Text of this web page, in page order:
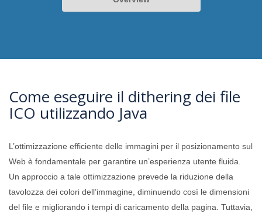
Come eseguire il dithering dei file
ICO utilizzando Java
L’ottimizzazione efficiente delle immagini per il posizionamento sul
Web è fondamentale per garantire un’esperienza utente fluida.
Un approccio a tale ottimizzazione prevede la riduzione della
tavolozza dei colori dell’immagine, diminuendo così le dimensioni
del file e migliorando i tempi di caricamento della pagina. Tuttavia,